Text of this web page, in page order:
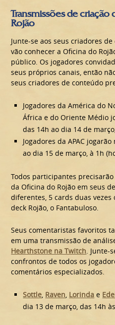
Transmissões de
Rojão
Junte-se aos seus criadores
vão conhecer a Oficina do
público. Os jogadores
seus próprios canais, então
seus criadores de conteúdo
Jogadores da América do
África e do Oriente Médio
das 14h ao dia 14 de
Jogadores da APAC
ao dia 15 de março, à 1h
Todos participantes
da Oficina do Rojão em seus
diferentes, 5 cards duas
deck Rojão, o Fantabuloso.
Seus comentaristas favoritos
em uma transmissão de
Hearthstone na Twitch. Junte-
confrontos de todos os
comentários especializados.
Sottle, Raven, Lorinda e
dia 13 de março, das 14h